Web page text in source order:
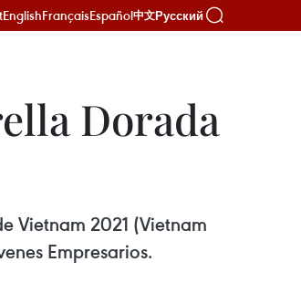
EnglishFrançaisEspañol中文Русский
Dorada
Vietnam 2021 (Vietnam
Empresarios.